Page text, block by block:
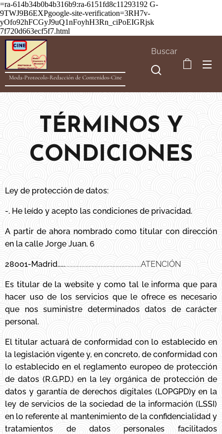
=ra-614b34b0b4b316b9:ra-6151fd8c11293192 G-
9TWJ9B6EXPgoogle-site-verification=3RH7v-
yOfo92hFCGyJ9uQ1nFoyhH3Rn_ciPoEIGRjsk
7f720d663ecf5f7.html
Moda-Protocolo-Redacción de Contenidos-Cine
Buscar
TÉRMINOS Y
CONDICIONES
Ley de protección de datos:
-. He leído y acepto las condiciones de privacidad.
A partir de ahora nombrado como titular con dirección
en la calle Jorge Juan, 6
28001-Madrid........................................................ATENCIÓN
Es titular de la website y como tal le informa que para
hacer uso de los servicios que le ofrece es necesario
que nos suministre determinados datos de carácter
personal.
El titular actuará de conformidad con lo establecido en
la legislación vigente y, en concreto, de conformidad con
lo establecido en el reglamento europeo de protección
de datos (R.G.P.D.) en la ley orgánica de protección de
datos y garantía de derechos digitales (LOPGPD)y en la
ley de servicios de la sociedad de la información (LSSI)
en lo referente al mantenimiento de la confidencialidad y
tratamientos de datos personales facilitados